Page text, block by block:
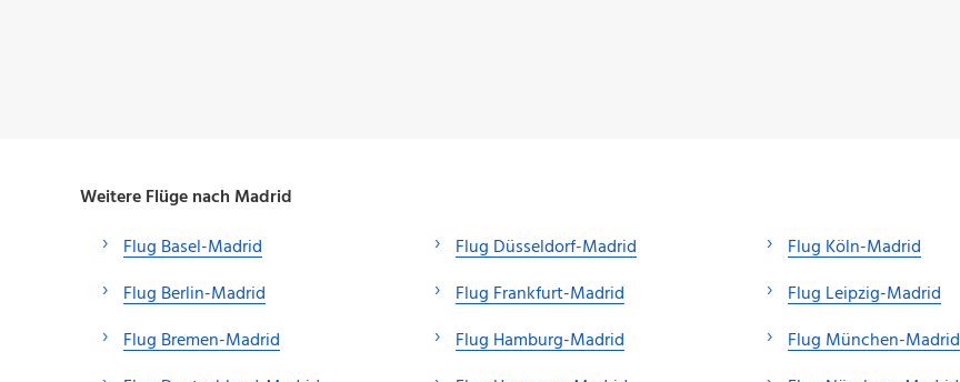
Weitere Flüge nach Madrid
Flug Basel-Madrid
Flug Berlin-Madrid
Flug Bremen-Madrid
Flug Düsseldorf-Madrid
Flug Frankfurt-Madrid
Flug Hamburg-Madrid
Flug Köln-Madrid
Flug Leipzig-Madrid
Flug München-Madrid